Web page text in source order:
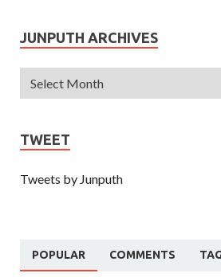
JUNPUTH ARCHIVES
TWEET
Tweets by Junputh
POPULAR COMMENTS